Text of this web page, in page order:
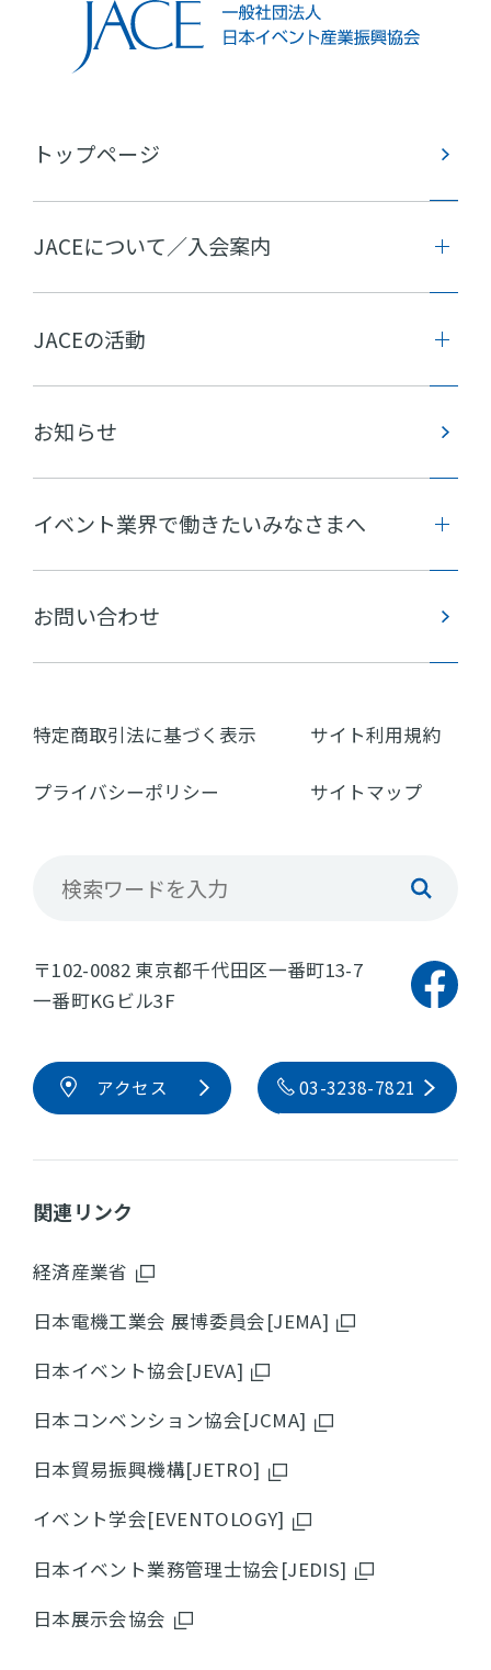
トップページ
JACEについて／入会案内
JACEの活動
お知らせ
イベント業界で働きたいみなさまへ
お問い合わせ
特定商取引法に基づく表示 サイト利用規約
プライバシーポリシー サイトマップ
〒102-0082 東京都千代田区一番町13-7
一番町KGビル3F
アクセス 03-3238-7821
関連リンク
経済産業省
日本電機工業会 展博委員会[JEMA]
日本イベント協会[JEVA]
日本コンベンション協会[JCMA]
日本貿易振興機構[JETRO]
イベント学会[EVENTOLOGY]
日本イベント業務管理士協会[JEDIS]
日本展示会協会